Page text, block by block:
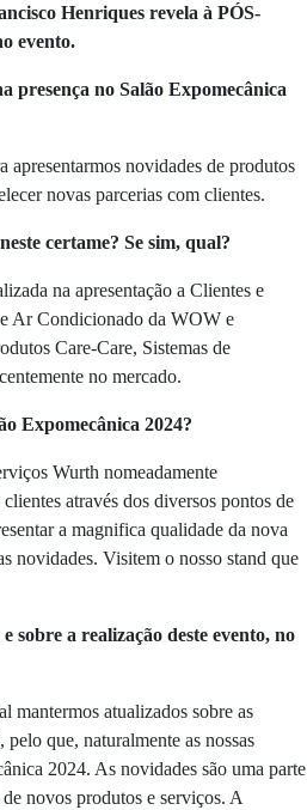
Henriques revela à PÓS-
evento.
presença no Salão Expomecânica
apresentarmos novidades de produtos
novas parcerias com clientes.
certame? Se sim, qual?
na apresentação a Clientes e
Ar Condicionado da WOW e
Care-Care, Sistemas de
no mercado.
Expomecânica 2024?
Wurth nomeadamente
através dos diversos pontos de
a magnifica qualidade da nova
novidades. Visitem o nosso stand que
sobre a realização deste evento, no
mantermos atualizados sobre as
que, naturalmente as nossas
2024. As novidades são uma parte
novos produtos e serviços. A